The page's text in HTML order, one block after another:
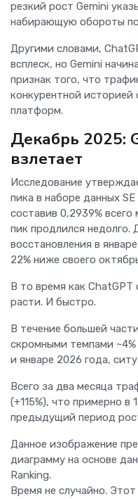
резкий рост Gemini
набирающую обороты
Другими словами,
всплеск, но Gemini
признак того, что
конкурентной историей
платформ.
Декабрь 2025:
взлетает
Исследование
пика в наборе данных
составив 0,2939%
пик продлился недолго.
восстановления в
22% ниже своего
В то время как ChatGPT
расти. И быстро.
В течение большей
скромными темпами
и январе 2026 года,
Всего за два месяца
(+115%), что примерно в
предыдущий период
Данное изображение
диаграмму на основе
Ranking.
Время не случайно.